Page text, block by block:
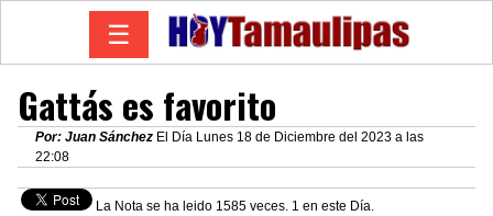
☰
Gattás es favorito
Por: Juan Sánchez El Día Lunes 18 de Diciembre del 2023 a las
22:08
La Nota se ha leido 1585 veces. 1 en este Día.